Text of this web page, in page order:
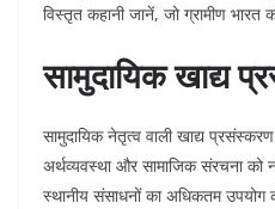
विस्तृत कहानी जानें, जो ग्रामीण भारत
सामुदायिक खाद्य
सामुदायिक नेतृत्व वाली खाद्य
अर्थव्यवस्था और सामाजिक संरचना को
स्थानीय संसाधनों का अधिकतम उपयोग